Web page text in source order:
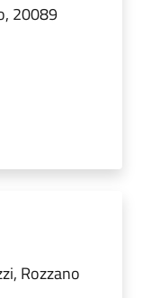
20089
Rozzano